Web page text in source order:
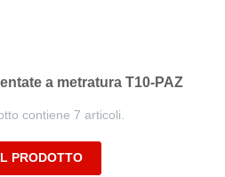
a metratura T10-PAZ
contiene 7 articoli.
PRODOTTO